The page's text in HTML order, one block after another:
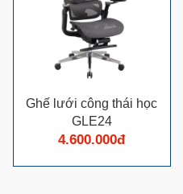
Ghế lưới công thái học
GLE24
4.600.000đ